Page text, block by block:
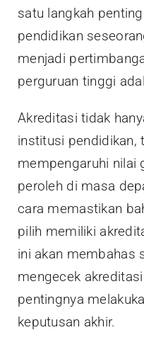
satu langkah
pendidikan
menjadi
perguruan tinggi
Akreditasi tidak
institusi pendidikan,
mempengaruhi nilai
peroleh di masa
cara memastikan
pilih memiliki
ini akan membahas
mengecek
pentingnya
keputusan akhir.